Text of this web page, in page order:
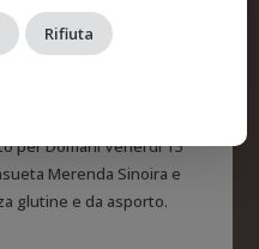
a l’Arangiuma
per Domani Venerdì 15
Merenda Sinoira e
glutine e da asporto.
Rifiuta